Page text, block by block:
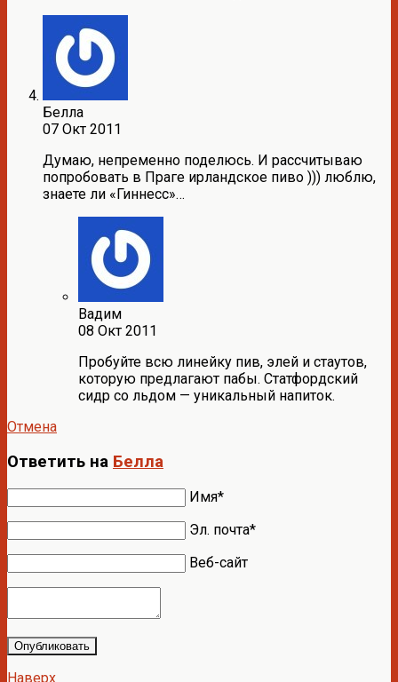
Белла
07 Окт 2011
Думаю, непременно поделюсь. И рассчитываю
попробовать в Праге ирландское пиво ))) люблю,
знаете ли «Гиннесс»…
Вадим
08 Окт 2011
Пробуйте всю линейку пив, элей и стаутов,
которую предлагают пабы. Статфордский
сидр со льдом — уникальный напиток.
Отмена
Ответить на Белла
Имя*
Эл. почта*
Веб-сайт
Опубликовать
Наверх